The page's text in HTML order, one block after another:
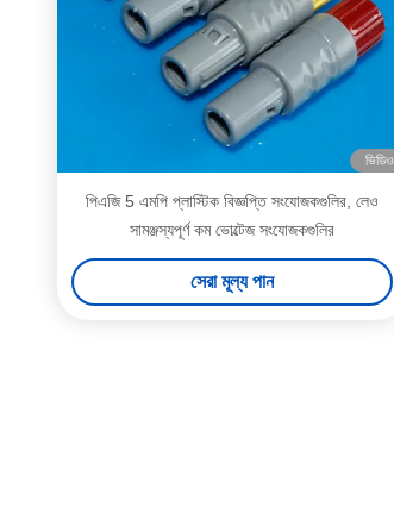
ভিডিও
পিএজি 5 এমপি প্লাস্টিক বিজ্ঞপ্তি সংযোজকগুলির, লেও
সামঞ্জস্যপূর্ণ কম ভোল্টেজ সংযোজকগুলির
সেরা মূল্য পান